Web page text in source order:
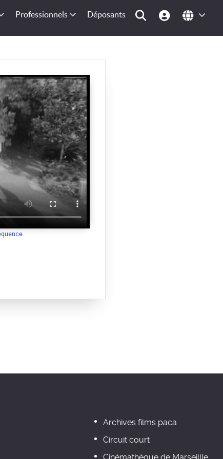
Professionnels Déposants
Archives films paca
Circuit court
Cinémathèque de Marseillle